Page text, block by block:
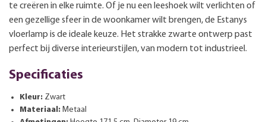
te creëren in elke ruimte. Of je nu een leeshoek wilt verlichten of
een gezellige sfeer in de woonkamer wilt brengen, de Estanys
vloerlamp is de ideale keuze. Het strakke zwarte ontwerp past
perfect bij diverse interieurstijlen, van modern tot industrieel.
Specificaties
Kleur: Zwart
Materiaal: Metaal